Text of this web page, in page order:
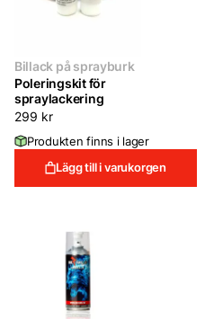
Billack på sprayburk
Poleringskit för
spraylackering
299 kr
Produkten finns i lager
Lägg till i varukorgen